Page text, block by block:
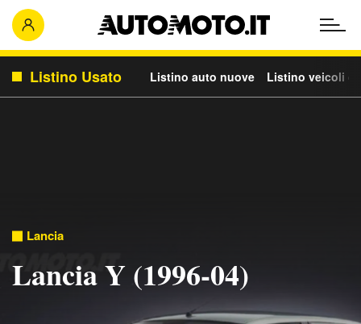
Listino Usato Listino auto nuove Listino veicoli
Lancia
Lancia Y (1996-04)